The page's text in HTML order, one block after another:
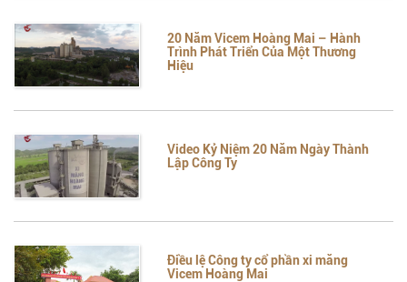
20 Năm Vicem Hoàng Mai – Hành
Trình Phát Triển Của Một Thương
Hiệu
Video Kỷ Niệm 20 Năm Ngày Thành
Lập Công Ty
Điều lệ Công ty cổ phần xi măng
Vicem Hoàng Mai